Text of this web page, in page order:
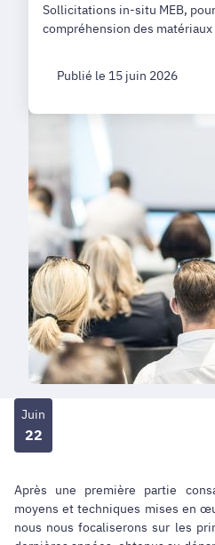
Sollicitations in-situ MEB,
compréhension des matériaux
Publié le 15 juin 2026
Juin
22
Après une première partie
moyens et techniques mises en
nous nous focaliserons sur les